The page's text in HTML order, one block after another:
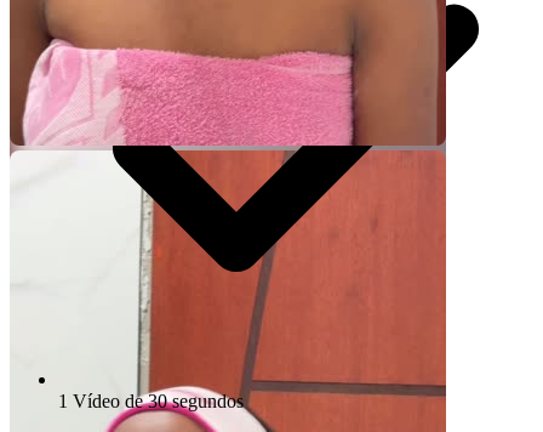
Video Player is loading.
1 Vídeo de 30 segundos